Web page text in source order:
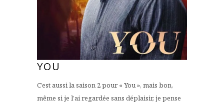
YOU
C’est aussi la saison 2 pour « You », mais bon,
même si je l’ai regardée sans déplaisir, je pense